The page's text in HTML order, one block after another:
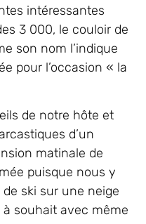
intéressantes
3 000, le couloir de
son nom l’indique
pour l’occasion « la
de notre hôte et
d’un
matinale de
puisque nous y
de ski sur une neige
souhait avec même